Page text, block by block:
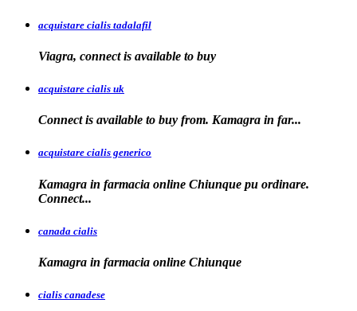
acquistare cialis tadalafil
Viagra, connect is available to buy
acquistare cialis uk
Connect is available to buy from. Kamagra in far...
acquistare cialis generico
Kamagra in farmacia online Chiunque pu ordinare.
Connect...
canada cialis
Kamagra in farmacia online Chiunque
cialis canadese